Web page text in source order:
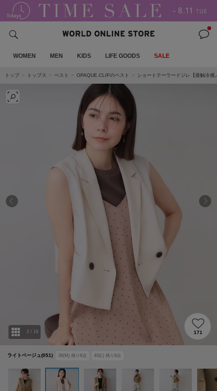
WOMEN MEN KIDS LIFE GOODS SALE
トップ トップス ベスト OPAQUE.CLIPのベスト ショートテーラードジレ【接触冷感
ライトベージュ(051) 38(M) 残り 8点 40(L) 残り 8点
2 / 19 171